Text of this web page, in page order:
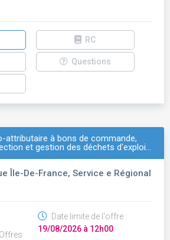
RC
Questions
attributaire à bons de commande,
et gestion des déchets d'exploi…
Île-De-France, Service e Régional
Date limite de l'offre :
19/08/2026 à 12h00